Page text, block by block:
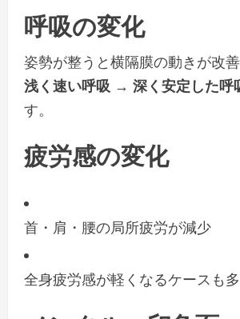
呼吸の変化
姿勢が整うと横隔膜の動きが改善
浅く速い呼吸 → 深く安定した呼
す。
疲労感の変化
首・肩・腰の局所疲労が減少
全身疲労感が軽くなるケースも